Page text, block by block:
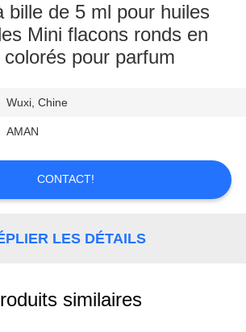
bille de 5 ml pour huiles
Mini flacons ronds en
pour parfum
Wuxi, Chine
AMAN
CONTACT!
LES DÉTAILS
similaires